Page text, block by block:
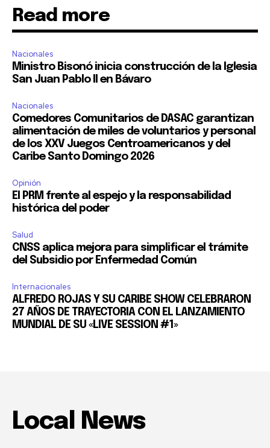
Read more
Nacionales
Ministro Bisonó inicia construcción de la Iglesia
San Juan Pablo II en Bávaro
Nacionales
Comedores Comunitarios de DASAC garantizan
alimentación de miles de voluntarios y personal
de los XXV Juegos Centroamericanos y del
Caribe Santo Domingo 2026
Opinión
El PRM frente al espejo y la responsabilidad
histórica del poder
Salud
CNSS aplica mejora para simplificar el trámite
del Subsidio por Enfermedad Común
Internacionales
ALFREDO ROJAS Y SU CARIBE SHOW CELEBRARON
27 AÑOS DE TRAYECTORIA CON EL LANZAMIENTO
MUNDIAL DE SU «LIVE SESSION #1»
Local News